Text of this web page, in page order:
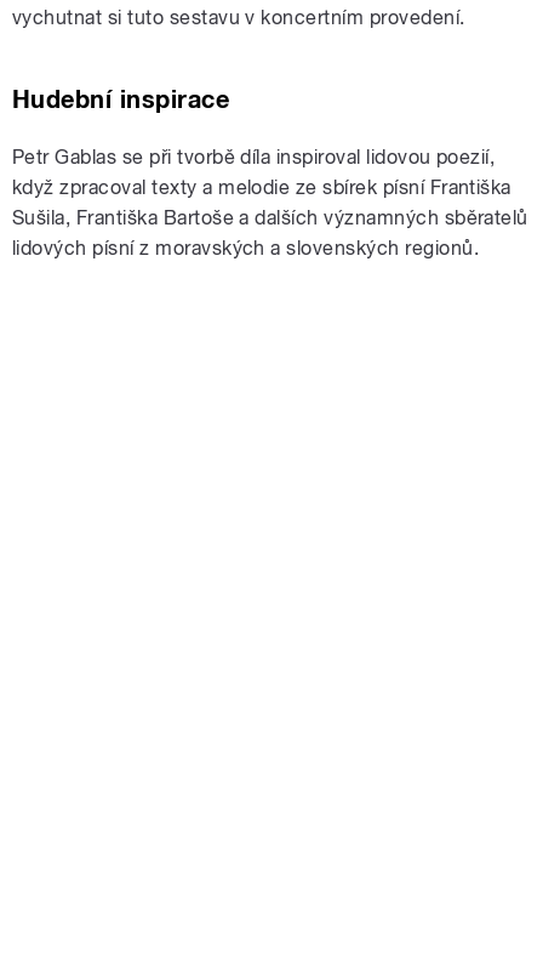
vychutnat si tuto sestavu v koncertním provedení.
Hudební inspirace
Petr Gablas se při tvorbě díla inspiroval lidovou poezií,
když zpracoval texty a melodie ze sbírek písní Františka
Sušila, Františka Bartoše a dalších významných sběratelů
lidových písní z moravských a slovenských regionů.